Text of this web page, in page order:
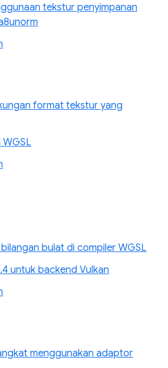
tekstur penyimpanan
format tekstur yang
bulat di compiler WGSL
untuk backend Vulkan
menggunakan adaptor